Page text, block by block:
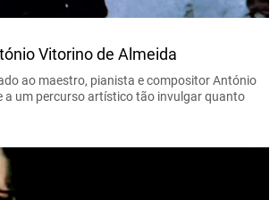
Vitorino de Almeida
ao maestro, pianista e compositor António
a um percurso artístico tão invulgar quanto